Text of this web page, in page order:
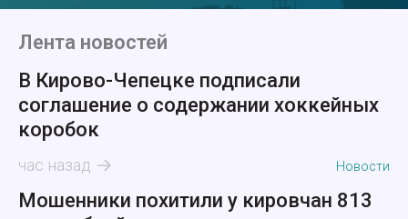
Лента новостей
В Кирово-Чепецке подписали
соглашение о содержании хоккейных
коробок
час назад Новости
Мошенники похитили у кировчан 813